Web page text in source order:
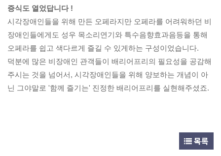
증식도 열었답니다 !
시각장애인들을 위해 만든 오페라지만 오페라를 어려워하던 비
장애인들에게도 성우 목소리연기와 특수음향효과음등을 통해
오페라를 쉽고 색다르게 즐길 수 있게하는 구성이었습니다.
덕분에 많은 비장애인 관객들이 배리어프리의 필요성을 공감해
주시는 것을 넘어서, 시각장애인들을 위해 양보하는 개념이 아
닌 그야말로 '함께 즐기는' 진정한 배리어프리를 실현해주셨죠.
목록